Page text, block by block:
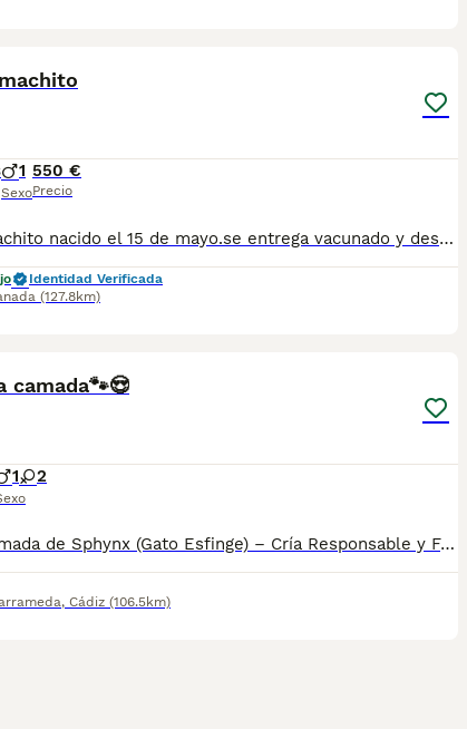
1
Sexo
550 €
Precio
Precioso Machito nacido el 15 de mayo.se entrega vacunado y desparasitado con su cartilla veterinaria,está criado en familia por lo que es muy cariñoso, para más información contactar por WhatsApp 623347098
Identidad Verificada
(127.8km)
camada🐾😍
1 2
Preciosa camada de Sphynx (Gato Esfinge) – Cría Responsable y Familiar Disponibles excelentes cachorros de raza Sphynx. Criados en un ambiente estrictamente familiar, con un cuidado minucioso de su salud y una socialización temprana para garantizar un carácter extraordinario: son gatos sumamente cariñosos, apegados, sociables y juguetones. Buscamos hogares responsables y familias comprometidas que conozcan las necesidades específicas de higiene y cuidado que requiere esta maravillosa raza. Precio y reservas: por favor, contacta con nosotros indicando brevemente el tipo de hogar que le ofrecerías al cachorro. Te informaremos detalladamente de las condiciones y precios sin ningún tipo de compromiso.
, Cádiz (106.5km)